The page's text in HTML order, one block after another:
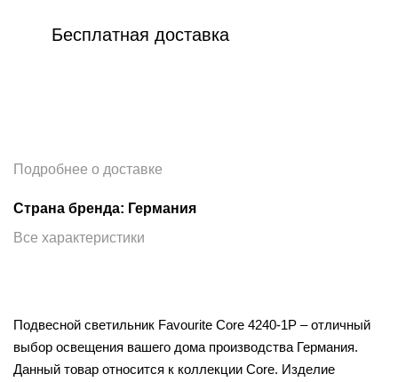
Бесплатная доставка
Подробнее о доставке
Страна бренда: Германия
Все характеристики
Подвесной светильник Favourite Core 4240-1P – отличный
выбор освещения вашего дома производства Германия.
Данный товар относится к коллекции Core. Изделие